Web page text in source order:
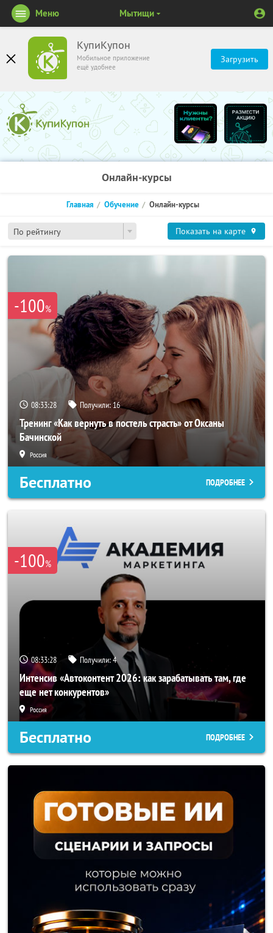
КупиКупон
Мобильное приложение
ещё удобнее
Загрузить
Меню Мытищи
Онлайн-курсы
По рейтингу
Главная Обучение Онлайн-курсы
Показать на карте
-100%
08:33:26 Получили: 16
Тренинг «Как вернуть в постель страсть» от Оксаны
Бачинской
Россия
Бесплатно ПОДРОБНЕЕ
-100%
08:33:26 Получили:4
Интенсив «Автоконтент 2026: как зарабатывать там, где
еще нет конкурентов»
Россия
Бесплатно ПОДРОБНЕЕ